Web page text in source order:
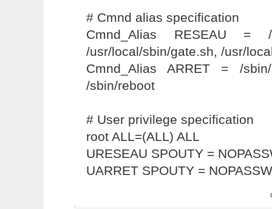
# Cmnd alias specification
Cmnd_Alias RESEAU = /
/usr/local/sbin/gate.sh, /usr/
Cmnd_Alias ARRET = /
/sbin/reboot
# User privilege specification
root ALL=(ALL) ALL
URESEAU SPOUTY =
UARRET SPOUTY =